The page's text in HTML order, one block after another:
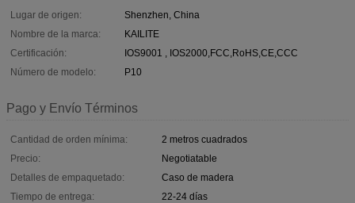
Lugar de origen:
Shenzhen, China
Nombre de la marca:
KAILITE
Certificación:
IOS9001 , IOS2000,FCC,RoHS,CE,CCC
Número de modelo:
P10
Pago y Envío Términos
Cantidad de orden mínima:
2 metros cuadrados
Precio:
Negotiatable
Detalles de empaquetado:
Caso de madera
Tiempo de entrega:
22-24 días